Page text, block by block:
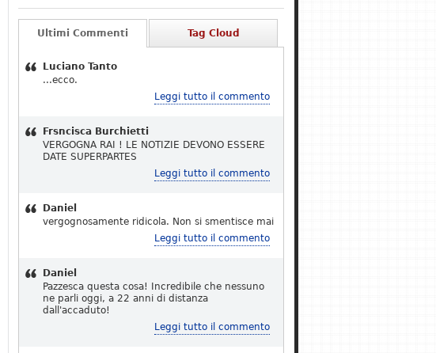
Ultimi Commenti Tag Cloud
Luciano Tanto
...ecco.
Leggi tutto il commento
Frsncisca Burchietti
VERGOGNA RAI ! LE NOTIZIE DEVONO ESSERE
DATE SUPERPARTES
Leggi tutto il commento
Daniel
vergognosamente ridicola. Non si smentisce mai
Leggi tutto il commento
Daniel
Pazzesca questa cosa! Incredibile che nessuno
ne parli oggi, a 22 anni di distanza
dall'accaduto!
Leggi tutto il commento